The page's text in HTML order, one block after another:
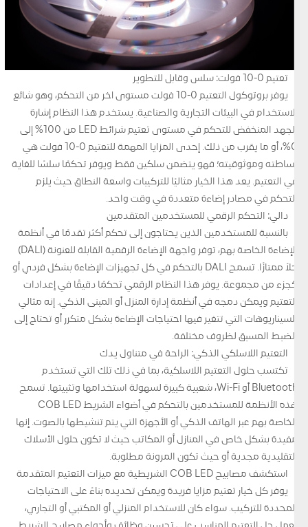
تعتيم 0-10 فولت: سلس وقابل للتطوير
يوفر بروتوكول التعتيم 0-10 فولت مستوى آخر من التحكم، وهو شائع
الاستخدام في البيئات التجارية والصناعية. يستخدم هذا النظام إشارة
الجهد المنخفض للتحكم في مستوى تعتيم شرائط LED من 100% إلى
0%، أو ما يقرب من ذلك. إحدى المزايا المهمة للتعتيم 0-10 فولت هي
بساطته وموثوقيته؛ فهو يتضمن سلكين فقط ويوفر تحكمًا سلسًا للغاية
في التعتيم. يعد هذا الخيار مثاليًا للتركيبات واسعة النطاق حيث يلزم
التحكم في مصادر إضاءة متعددة في وقت واحد.
دالي: التحكم الرقمي للمستخدمين المتقدمين
بالنسبة للمستخدمين الذين يحتاجون إلى تحكم أكثر تقدمًا في أنظمة
الإضاءة الخاصة بهم، توفر واجهة الإضاءة الرقمية القابلة للعنونة (DALI)
حلاً ممتازًا. تسمح DALI بالتحكم في كل تجهيزات الإضاءة بشكل فردي أو
كجزء من مجموعة. يوفر هذا النظام الرقمي تحكمًا دقيقًا في إعدادات
التعتيم ويمكن دمجه في أنظمة إدارة المنزل أو المبنى الذكي. إنه مثالي
للسيناريوهات التي تتغير فيها احتياجات الإضاءة بشكل متكرر أو تحتاج إلى
الضبط المسبق لظروف مختلفة.
التعتيم اللاسلكي الذكي: الراحة في متناول يدك
تكتسب حلول التعتيم اللاسلكية، بما في ذلك تلك التي تستخدم
Bluetooth أو Wi-Fi، شعبية كبيرة لسهولة استخدامها وتثبيتها. تسمح
هذه الأنظمة للمستخدمين بالتحكم في أضواء الشريط COB LED
الخاصة بهم عبر الهاتف الذكي أو الأجهزة التي يتم تنشيطها بالصوت. إنها
مفيدة بشكل خاص في المنازل أو المكاتب حيث لا تكون حلول الأسلاك
التقليدية مجدية أو حيث تكون المرونة مطلوبة.
استكشف مصابيح COB LED الشريطية مع ميزات التعتيم المتقدمة
يوفر كل خيار تعتيم مزايا فريدة ويمكن تحديده بناءً على الاحتياجات
المحددة للتركيب. سواء كان للاستخدام المنزلي أو المكتبي أو التجاري،